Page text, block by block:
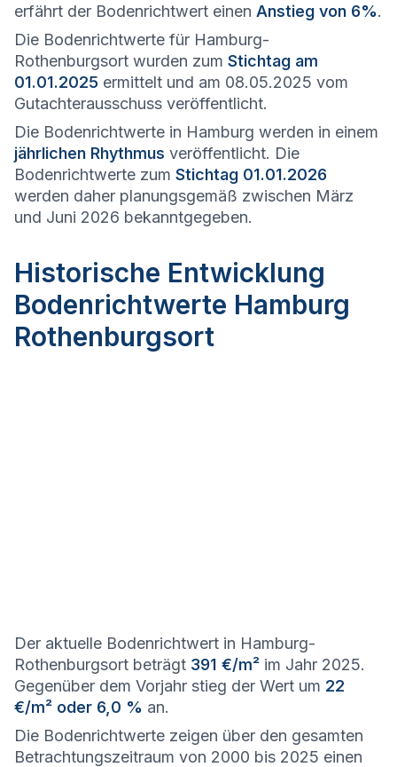
erfährt der Bodenrichtwert einen Anstieg von 6%.
Die Bodenrichtwerte für Hamburg-
Rothenburgsort wurden zum Stichtag am
01.01.2025 ermittelt und am 08.05.2025 vom
Gutachterausschuss veröffentlicht.
Die Bodenrichtwerte in Hamburg werden in einem
jährlichen Rhythmus veröffentlicht. Die
Bodenrichtwerte zum Stichtag 01.01.2026
werden daher planungsgemäß zwischen März
und Juni 2026 bekanntgegeben.
Historische Entwicklung
Bodenrichtwerte Hamburg
Rothenburgsort
Der aktuelle Bodenrichtwert in Hamburg-
Rothenburgsort beträgt 391 €/m² im Jahr 2025.
Gegenüber dem Vorjahr stieg der Wert um 22
€/m² oder 6,0 % an.
Die Bodenrichtwerte zeigen über den gesamten
Betrachtungszeitraum von 2000 bis 2025 einen